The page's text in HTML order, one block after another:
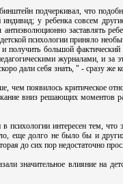
подчеркивал, что
у ребенка совсем
заставлять
психологии приняло
большой фактический
журналами, и за
дали себя знать, " - сразу же
чем появилось критическое
вниз решающих
психологии интересен тем,
еще долго не было бы и
до сих пор недостаточно
значительное влияние на